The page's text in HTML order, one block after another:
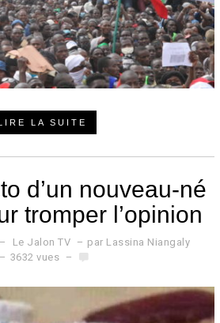
LA SUITE
d’un nouveau-né
tromper l’opinion
Le Jalon TV par Lassina Niangaly
3632 vues